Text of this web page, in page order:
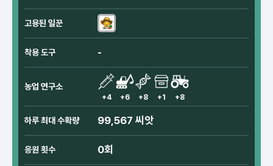
고용된 일꾼
착용 도구 -
농업 연구소
+4 +6 +8 +1 +8
하루 최대 수확량 99,567 씨앗
응원 횟수 0회